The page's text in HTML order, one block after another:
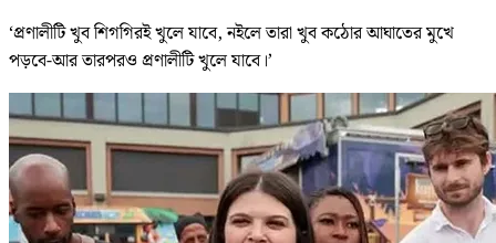
‘প্রণালীটি খুব শিগগিরই খুলে যাবে, নইলে তারা খুব কঠোর আঘাতের মুখে
পড়বে-আর তারপরও প্রণালীটি খুলে যাবে।’